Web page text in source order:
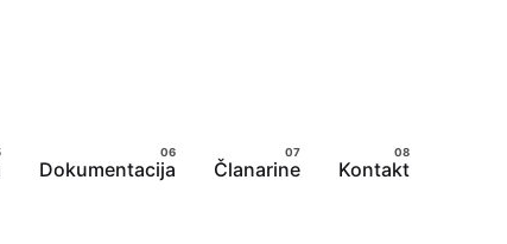
Dokumentacija Članarine Kontakt